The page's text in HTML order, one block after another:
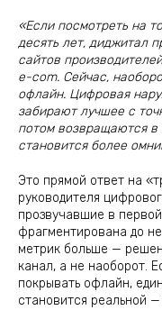
«Если посмотреть на
десять лет, диджитал
сайтов
e-com. Сейчас,
офлайн. Цифровая
забирают лучшее с
потом возвращаются
становится более
Это прямой ответ на
руководителя
прозвучавшие в
фрагментирована до
метрик больше —
канал, а не наоборот.
покрывать офлайн,
становится реальной